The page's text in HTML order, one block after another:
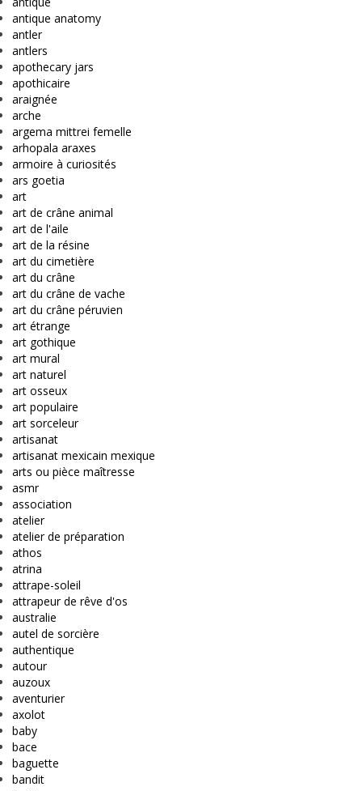
antique anatomy
antler
antlers
apothecary jars
apothicaire
araignée
arche
argema mittrei femelle
arhopala araxes
armoire à curiosités
ars goetia
art
art de crâne animal
art de l'aile
art de la résine
art du cimetière
art du crâne
art du crâne de vache
art du crâne péruvien
art étrange
art gothique
art mural
art naturel
art osseux
art populaire
art sorceleur
artisanat
artisanat mexicain mexique
arts ou pièce maîtresse
asmr
association
atelier
atelier de préparation
athos
atrina
attrape-soleil
attrapeur de rêve d'os
australie
autel de sorcière
authentique
autour
auzoux
aventurier
axolot
baby
bace
baguette
bandit